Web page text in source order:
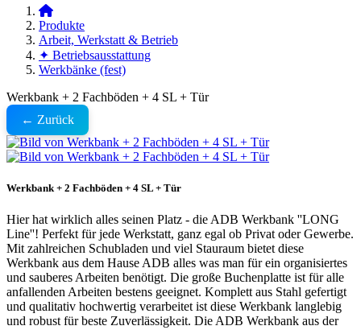
Produkte
Arbeit, Werkstatt & Betrieb
✦ Betriebsausstattung
Werkbänke (fest)
Werkbank + 2 Fachböden + 4 SL + Tür
← Zurück
Werkbank + 2 Fachböden + 4 SL + Tür
Hier hat wirklich alles seinen Platz - die ADB Werkbank ''LONG
Line''! Perfekt für jede Werkstatt, ganz egal ob Privat oder Gewerbe.
Mit zahlreichen Schubladen und viel Stauraum bietet diese
Werkbank aus dem Hause ADB alles was man für ein organisiertes
und sauberes Arbeiten benötigt. Die große Buchenplatte ist für alle
anfallenden Arbeiten bestens geeignet. Komplett aus Stahl gefertigt
und qualitativ hochwertig verarbeitet ist diese Werkbank langlebig
und robust für beste Zuverlässigkeit. Die ADB Werkbank aus der